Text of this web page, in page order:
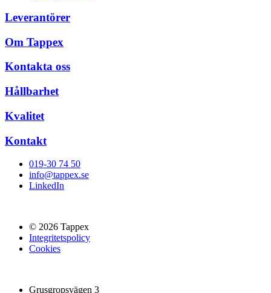
Leverantörer
Om Tappex
Kontakta oss
Hållbarhet
Kvalitet
Kontakt
019-30 74 50
info@tappex.se
LinkedIn
© 2026 Tappex
Integritetspolicy
Cookies
Grusgropsvägen 3